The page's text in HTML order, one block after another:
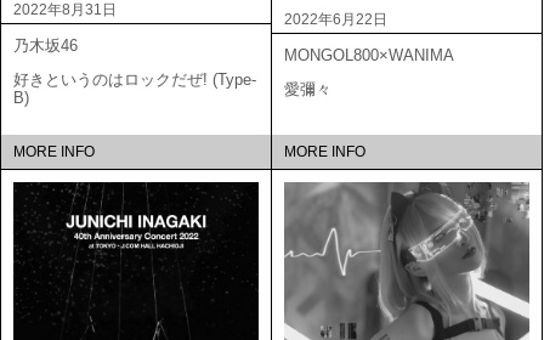
2022年8月31日
乃木坂46
好きというのはロックだぜ! (Type-
B)
MORE INFO
2022年6月22日
MONGOL800×WANIMA
愛彌々
MORE INFO